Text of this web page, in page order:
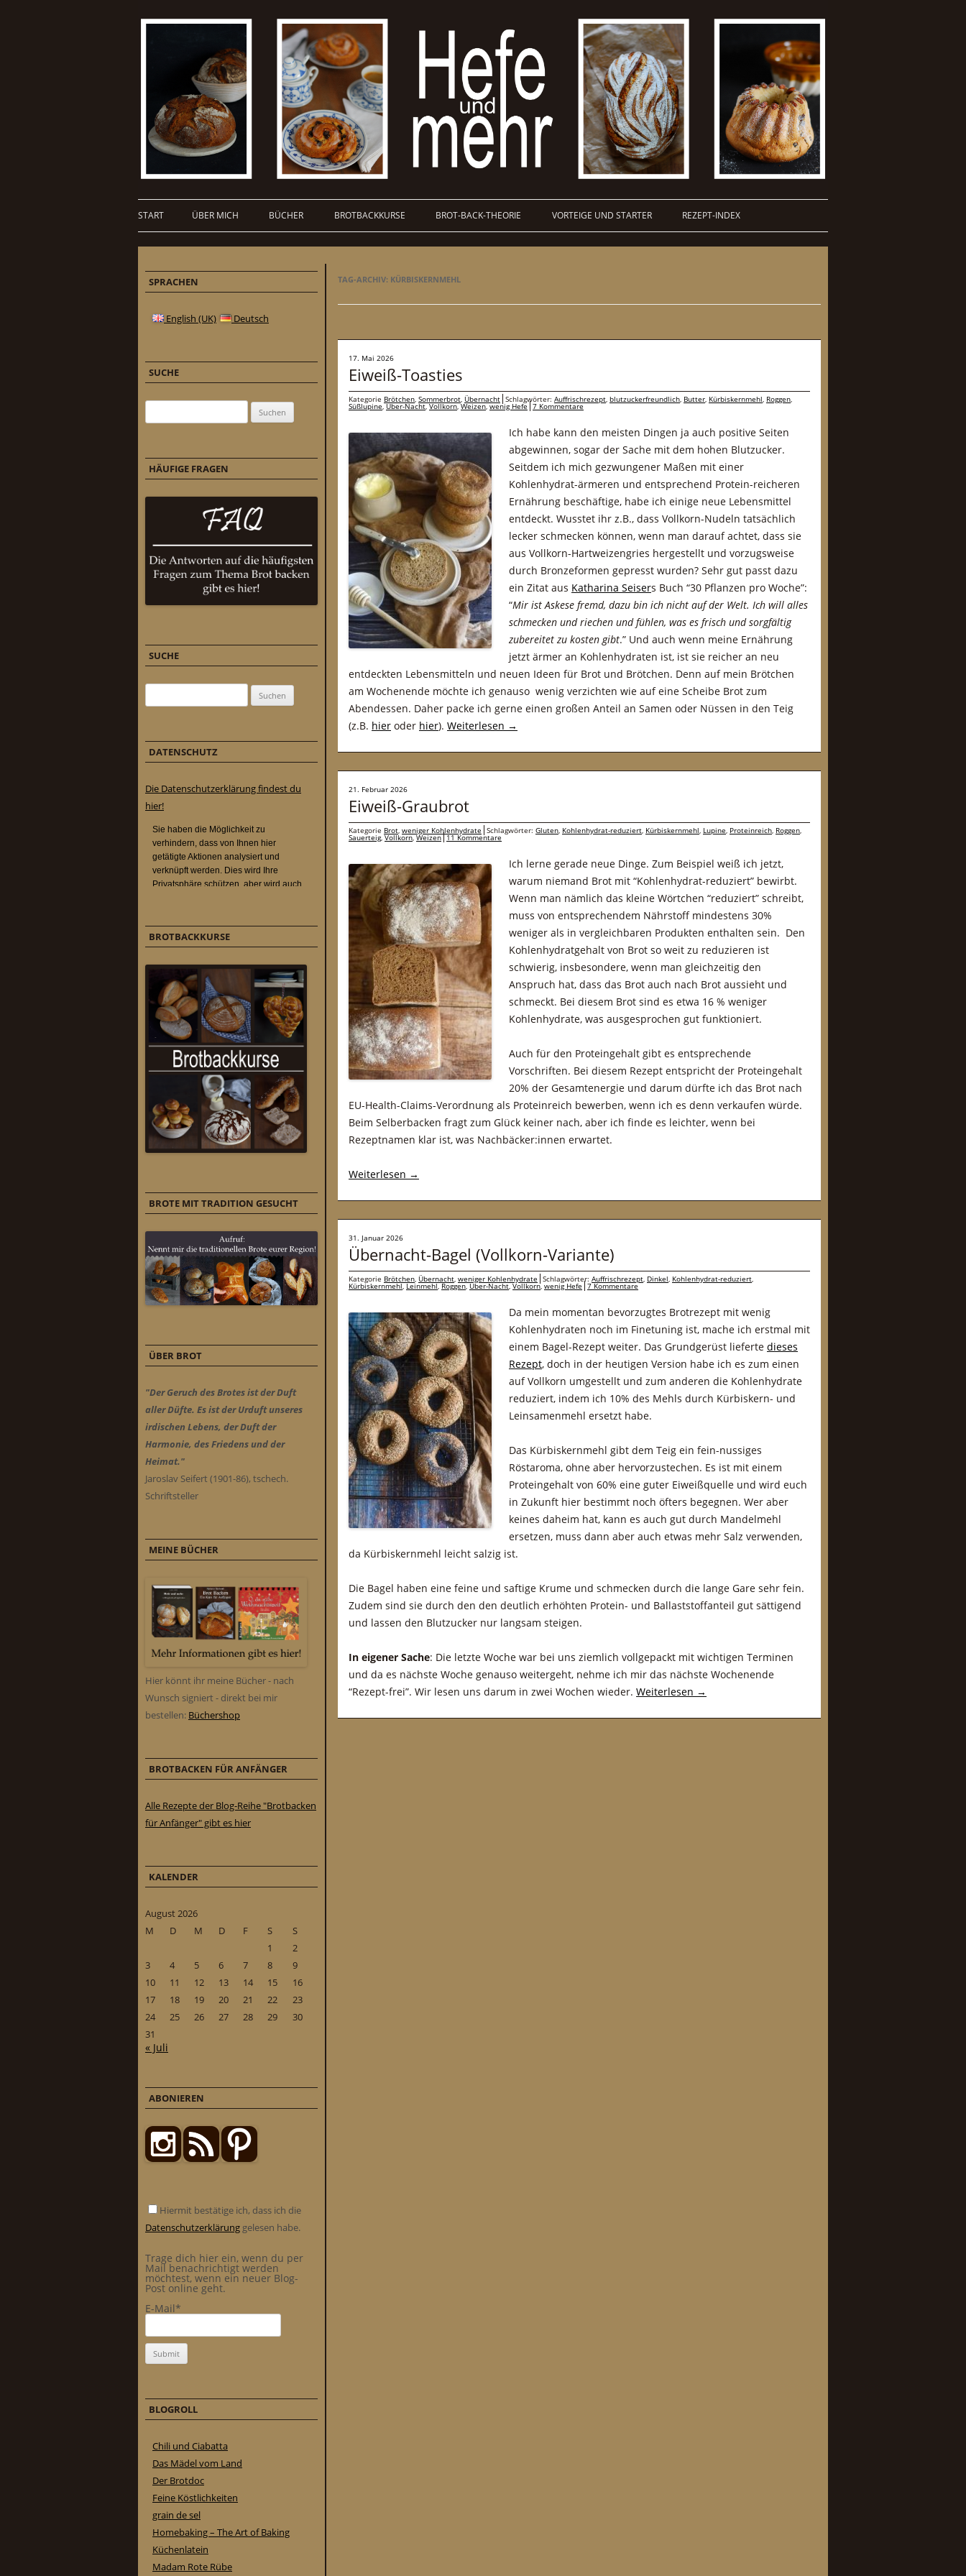
START ÜBER MICH BÜCHER BROTBACKKURSE BROT-BACK-THEORIE VORTEIGE UND STARTER REZEPT-INDEX
TAG-ARCHIV: KÜRBISKERNMEHL
17. Mai 2026
Eiweiß-Toasties
Kategorie Brötchen, Sommerbrot, Übernacht Schlagwörter: Auffrischrezept, blutzuckerfreundlich, Butter, Kürbiskernmehl, Roggen,
Süßlupine,Über-Nacht,Vollkorn,Weizen,wenig Hefe 7 Kommentare
Ich habe kann den meisten Dingen ja auch positive Seiten
abgewinnen, sogar der Sache mit dem hohen Blutzucker.
Seitdem ich mich gezwungener Maßen mit einer
Kohlenhydrat-ärmeren und entsprechend Protein-reicheren
Ernährung beschäftige, habe ich einige neue Lebensmittel
entdeckt. Wusstet ihr z.B., dass Vollkorn-Nudeln tatsächlich
lecker schmecken können, wenn man darauf achtet, dass sie
aus Vollkorn-Hartweizengries hergestellt und vorzugsweise
durch Bronzeformen gepresst wurden? Sehr gut passt dazu
ein Zitat aus Katharina Seisers Buch “30 Pflanzen pro Woche”:
“Mir ist Askese fremd, dazu bin ich nicht auf der Welt. Ich will alles
schmecken und riechen und fühlen, was es frisch und sorgfältig
zubereitet zu kosten gibt.” Und auch wenn meine Ernährung
jetzt ärmer an Kohlenhydraten ist, ist sie reicher an neu
entdeckten Lebensmitteln und neuen Ideen für Brot und Brötchen. Denn auf mein Brötchen
am Wochenende möchte ich genauso wenig verzichten wie auf eine Scheibe Brot zum
Abendessen. Daher packe ich gerne einen großen Anteil an Samen oder Nüssen in den Teig
(z.B. hier oder hier). Weiterlesen →
21. Februar 2026
Eiweiß-Graubrot
Kategorie Brot, weniger Kohlenhydrate Schlagwörter: Gluten, Kohlenhydrat-reduziert, Kürbiskernmehl, Lupine, Proteinreich, Roggen,
Sauerteig,Vollkorn,Weizen 11 Kommentare
Ich lerne gerade neue Dinge. Zum Beispiel weiß ich jetzt,
warum niemand Brot mit “Kohlenhydrat-reduziert” bewirbt.
Wenn man nämlich das kleine Wörtchen “reduziert” schreibt,
muss von entsprechendem Nährstoff mindestens 30%
weniger als in vergleichbaren Produkten enthalten sein. Den
Kohlenhydratgehalt von Brot so weit zu reduzieren ist
schwierig, insbesondere, wenn man gleichzeitig den
Anspruch hat, dass das Brot auch nach Brot aussieht und
schmeckt. Bei diesem Brot sind es etwa 16 % weniger
Kohlenhydrate, was ausgesprochen gut funktioniert.
Auch für den Proteingehalt gibt es entsprechende
Vorschriften. Bei diesem Rezept entspricht der Proteingehalt
20% der Gesamtenergie und darum dürfte ich das Brot nach
EU-Health-Claims-Verordnung als Proteinreich bewerben, wenn ich es denn verkaufen würde.
Beim Selberbacken fragt zum Glück keiner nach, aber ich finde es leichter, wenn bei
Rezeptnamen klar ist, was Nachbäcker:innen erwartet.
Weiterlesen →
31. Januar 2026
Übernacht-Bagel (Vollkorn-Variante)
Kategorie Brötchen, Übernacht, weniger Kohlenhydrate Schlagwörter: Auffrischrezept, Dinkel, Kohlenhydrat-reduziert,
Kürbiskernmehl,Leinmehl,Roggen,Über-Nacht,Vollkorn, wenig Hefe 7 Kommentare
Da mein momentan bevorzugtes Brotrezept mit wenig
Kohlenhydraten noch im Finetuning ist, mache ich erstmal mit
einem Bagel-Rezept weiter. Das Grundgerüst lieferte dieses
Rezept, doch in der heutigen Version habe ich es zum einen
auf Vollkorn umgestellt und zum anderen die Kohlenhydrate
reduziert, indem ich 10% des Mehls durch Kürbiskern- und
Leinsamenmehl ersetzt habe.
Das Kürbiskernmehl gibt dem Teig ein fein-nussiges
Röstaroma, ohne aber hervorzustechen. Es ist mit einem
Proteingehalt von 60% eine guter Eiweißquelle und wird euch
in Zukunft hier bestimmt noch öfters begegnen. Wer aber
keines daheim hat, kann es auch gut durch Mandelmehl
ersetzen, muss dann aber auch etwas mehr Salz verwenden,
da Kürbiskernmehl leicht salzig ist.
Die Bagel haben eine feine und saftige Krume und schmecken durch die lange Gare sehr fein.
Zudem sind sie durch den den deutlich erhöhten Protein- und Ballaststoffanteil gut sättigend
und lassen den Blutzucker nur langsam steigen.
In eigener Sache: Die letzte Woche war bei uns ziemlich vollgepackt mit wichtigen Terminen
und da es nächste Woche genauso weitergeht, nehme ich mir das nächste Wochenende
“Rezept-frei”. Wir lesen uns darum in zwei Wochen wieder. Weiterlesen →
SPRACHEN
English (UK) Deutsch
SUCHE
HÄUFIGE FRAGEN
SUCHE
DATENSCHUTZ
Die Datenschutzerklärung findest du
hier!
BROTBACKKURSE
BROTE MIT TRADITION GESUCHT
ÜBER BROT
"Der Geruch des Brotes ist der Duft
aller Düfte. Es ist der Urduft unseres
irdischen Lebens, der Duft der
Harmonie, des Friedens und der
Heimat."
Jaroslav Seifert (1901-86), tschech.
Schriftsteller
MEINE BÜCHER
Hier könnt ihr meine Bücher - nach
Wunsch signiert - direkt bei mir
bestellen: Büchershop
BROTBACKEN FÜR ANFÄNGER
Alle Rezepte der Blog-Reihe "Brotbacken
für Anfänger" gibt es hier
KALENDER
August 2026
M
D M D F S
S
1
2
3
4 5 6 7 8
9
10
11 12 13 14 15
16
17
18 19 20 21 22
23
24
25 26 27 28 29
30
31
« Juli
ABONIEREN
Hiermit bestätige ich, dass ich die
Datenschutzerklärung gelesen habe.
Trage dich hier ein, wenn du per
Mail benachrichtigt werden
möchtest, wenn ein neuer Blog-
Post online geht.
E-Mail*
BLOGROLL
Chili und Ciabatta
Das Mädel vom Land
Der Brotdoc
Feine Köstlichkeiten
grain de sel
Homebaking – The Art of Baking
Küchenlatein
Madam Rote Rübe